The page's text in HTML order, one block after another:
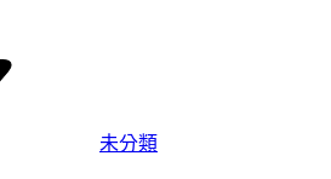
未分類